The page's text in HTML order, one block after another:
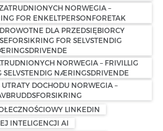
NORWEGIA –
FOR ENKELTPERSONFORETAK
DLA PRZEDSIĘBIORCY
FOR SELVSTENDIG
NORWEGIA – FRIVILLIG
SELVSTENDIG NÆRINGSDRIVENDE
DOCHODU NORWEGIA –
LINKEDIN
INTELIGENCJI AI